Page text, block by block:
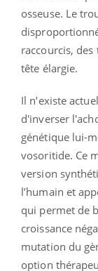
osseuse. Le
raccourcis,
tête élargie.
Il n’existe
d'inverser
génétique lui-
vosoritide. Ce
version
l’humain et
qui permet de
croissance
mutation du
option